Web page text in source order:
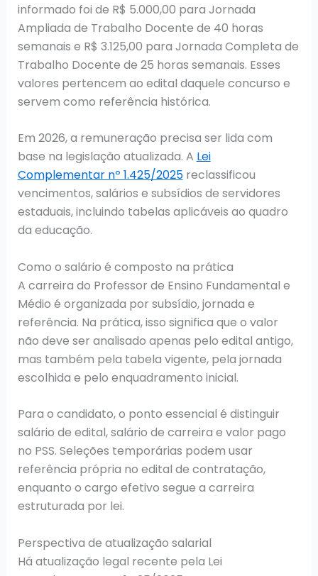
informado foi de R$ 5.000,00 para Jornada
Ampliada de Trabalho Docente de 40 horas
semanais e R$ 3.125,00 para Jornada Completa de
Trabalho Docente de 25 horas semanais. Esses
valores pertencem ao edital daquele concurso e
servem como referência histórica.
Em 2026, a remuneração precisa ser lida com
base na legislação atualizada. A Lei
Complementar nº 1.425/2025reclassificou
vencimentos, salários e subsídios de servidores
estaduais, incluindo tabelas aplicáveis ao quadro
da educação.
Como o salário é composto na prática
A carreira do Professor de Ensino Fundamental e
Médio é organizada por subsídio, jornada e
referência. Na prática, isso significa que o valor
não deve ser analisado apenas pelo edital antigo,
mas também pela tabela vigente, pela jornada
escolhida e pelo enquadramento inicial.
Para o candidato, o ponto essencial é distinguir
salário de edital, salário de carreira e valor pago
no PSS. Seleções temporárias podem usar
referência própria no edital de contratação,
enquanto o cargo efetivo segue a carreira
estruturada por lei.
Perspectiva de atualização salarial
Há atualização legal recente pela Lei